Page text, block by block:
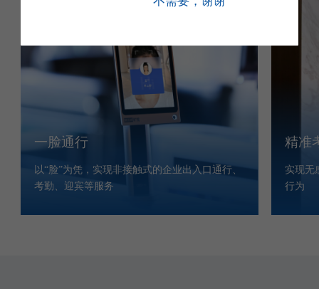
一脸通行
以“脸”为凭，实现非接触式的企业出入口通行、
考勤、迎宾等服务
精准
实现无
行为